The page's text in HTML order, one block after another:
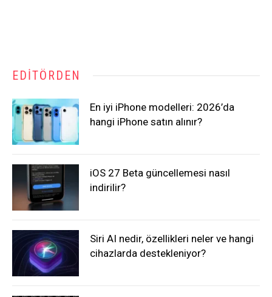
EDITÖRDEN
En iyi iPhone modelleri: 2026’da
hangi iPhone satın alınır?
iOS 27 Beta güncellemesi nasıl
indirilir?
Siri AI nedir, özellikleri neler ve hangi
cihazlarda destekleniyor?